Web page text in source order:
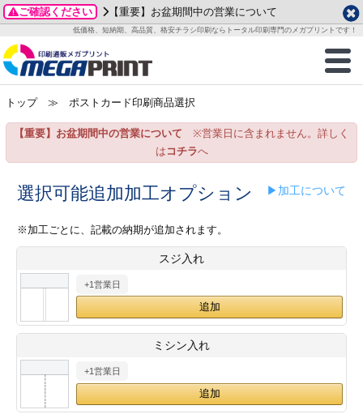
ご確認ください 【重要】お盆期間中の営業について
低価格、短納期、高品質、格安チラシ印刷ならトータル印刷専門のメガプリントです！
商品一覧
グッズ
ステッカー
ックカード印刷
業ツール印刷
＆盛り上げ印刷
ご利用ガイド
お客様へ
いて
方法
/送料について
刷
カード印刷
ックカード名刺
ムカード
型マル型印刷
ード印刷
データ作成ガイド
成前に
ガイド
加工指示ガイド
テンプレート
ード印刷
名刺印刷
ックカード
ード印刷
形マル型
一覧
わせ
り
プル請求
2026年 8月
月
火 水 木 金
土
1
3
4 5 6 7
8
15
24
25 26 27
29
土
1
2 3
9 10 11
12
14
15 16 17 18
19
26
28
29 30
トップ≫ ポストカード印刷商品選択
【重要】お盆期間中の営業について ※営業日に含まれません。詳しく
は コチラへ
選択可能追加加工オプション ▶加工について
※加工ごとに、記載の納期が追加されます。
スジ入れ
+1営業日
ミシン入れ
+1営業日